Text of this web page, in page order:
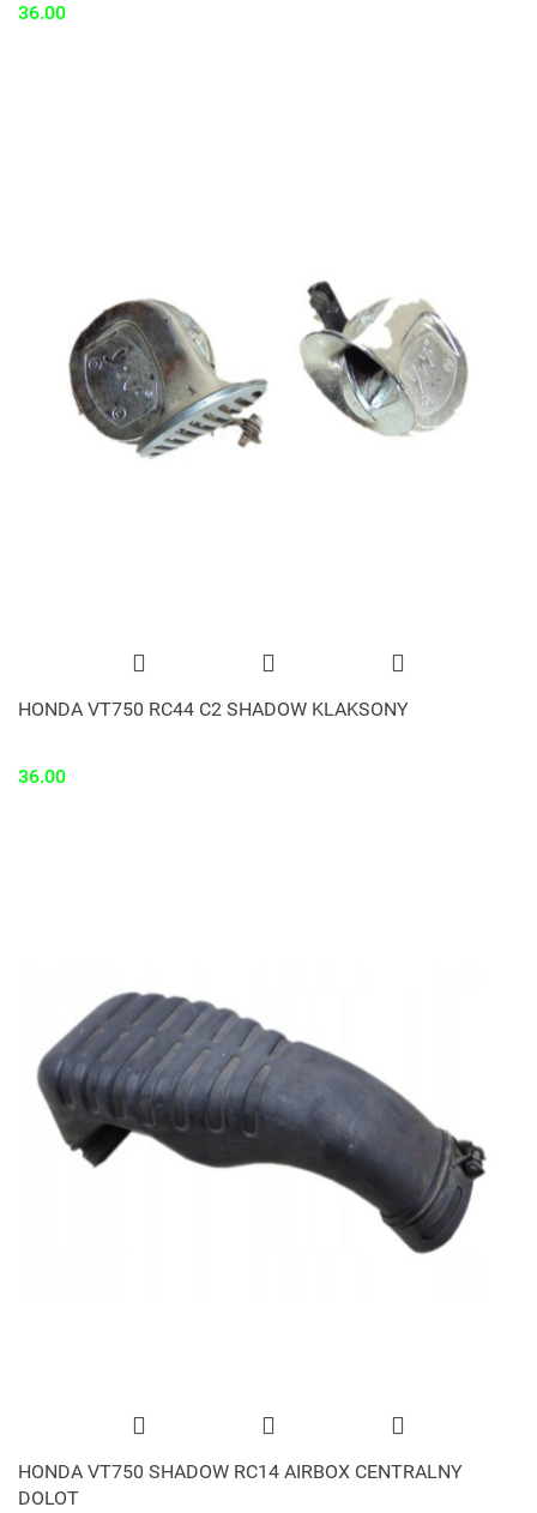
36.00
HONDA VT750 RC44 C2 SHADOW KLAKSONY
36.00
HONDA VT750 SHADOW RC14 AIRBOX CENTRALNY
DOLOT